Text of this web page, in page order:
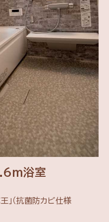
浴室
」（抗菌防カビ仕様